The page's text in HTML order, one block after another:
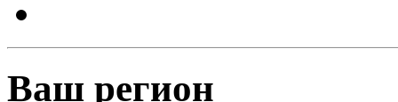
Ваш регион